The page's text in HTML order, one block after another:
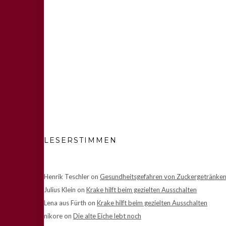
LESERSTIMMEN
Henrik Teschleron Gesundheitsgefahren von Zuckergetränken
Julius Klein on Krake hilft beim gezielten Ausschalten
Lena aus Fürth on Krake hilft beim gezielten Ausschalten
nikoreon Die alte Eiche lebt noch